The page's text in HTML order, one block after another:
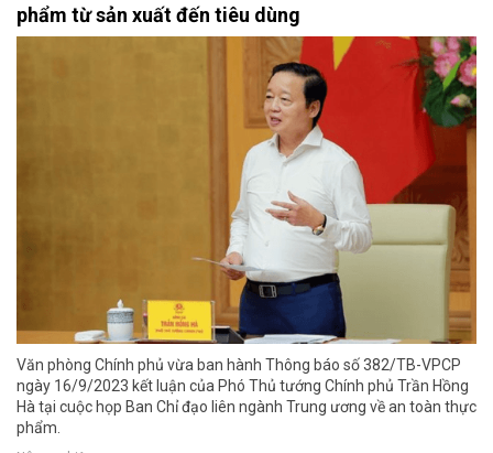
phẩm từ sản xuất đến tiêu dùng
Văn phòng Chính phủ vừa ban hành Thông báo số 382/TB-VPCP
ngày 16/9/2023 kết luận của Phó Thủ tướng Chính phủ Trần Hồng
Hà tại cuộc họp Ban Chỉ đạo liên ngành Trung ương về an toàn thực
phẩm.